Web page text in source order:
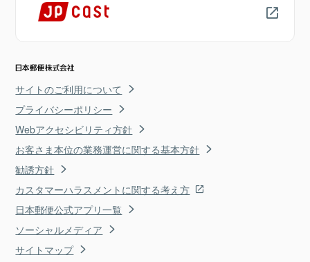
サイトのご利用について
プライバシーポリシー
Webアクセシビリティ方針
お客さま本位の業務運営に関する基本方針
勧誘方針
カスタマーハラスメントに関する考え方
日本郵便公式アプリ一覧
ソーシャルメディア
サイトマップ